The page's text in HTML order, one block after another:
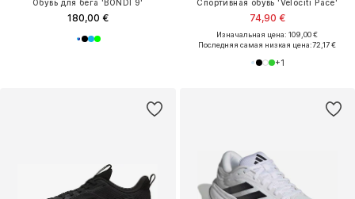
Обувь для бега 'BONDI 9'
180,00 €
Спортивная обувь 'Velociti Pace'
74,90 €
Изначальная цена: 109,00 €
Последняя самая низкая цена:72,17 €
+1